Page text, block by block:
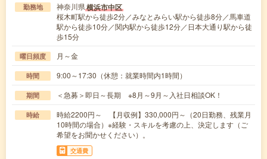
勤務地 神奈川県横浜市中区
桜木町駅から徒歩2分／みなとみらい駅から徒歩8分／馬車道
駅から徒歩10分／関内駅から徒歩12分／日本大通り駅から徒
歩15分
曜日頻度 月～金
時間 9:00～17:30（休憩：就業時間内1時間）
期間 ＜急募＞即日～長期 ※8月～9月～入社日相談OK！
時給
時給2200円～ 【月収例】330,000円～（20日勤務、残業月
10時間の場合）※経験・スキルを考慮の上、決定します（ご
希望をお聞かせください）。
交通費